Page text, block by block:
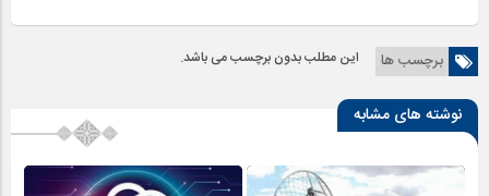
برچسب ها این مطلب بدون برچسب می باشد.
نوشته های مشابه